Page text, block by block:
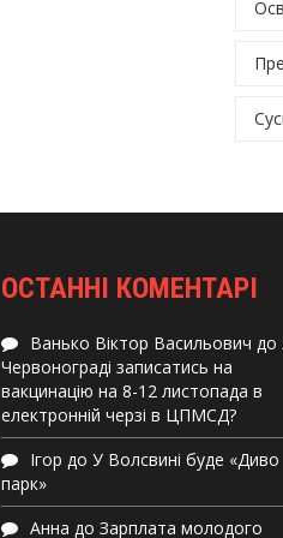
ОСТАННІ КОМЕНТАРІ
Ванько Віктор Васильович до
Червонограді записатись на
вакцинацію на 8-12 листопада в
електронній черзі в ЦПМСД?
Ігор до У Волсвині буде «Диво
парк»
Анна до Зарплата молодого